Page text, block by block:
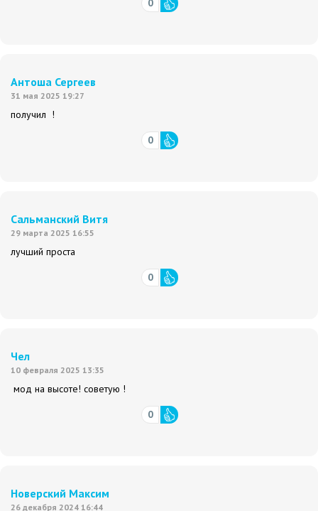
0
Антоша Сергеев
31 мая 2025 19:27
получил !
0
Сальманский Витя
29 марта 2025 16:55
лучший проста
0
Чел
10 февраля 2025 13:35
мод на высоте! советую !
0
Новерский Максим
26 декабря 2024 16:44